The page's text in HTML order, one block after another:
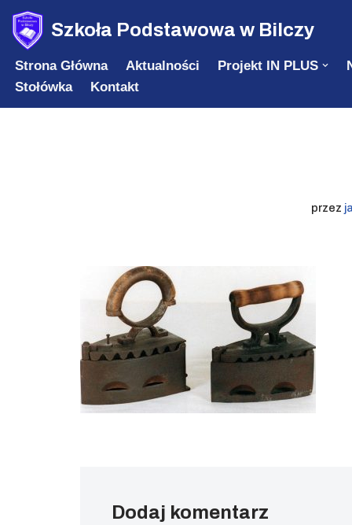
Przejdź
do
treści
Szkoła Podstawowa w Bilczy
Strona Główna Aktualności Projekt IN PLUS
Stołówka
Kontakt
przez
Dodaj komentarz